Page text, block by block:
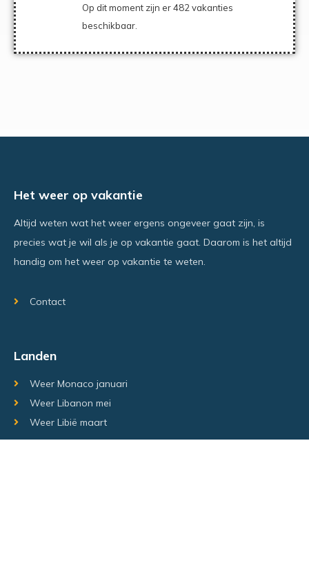
Op dit moment zijn er 482 vakanties
beschikbaar.
Het weer op vakantie
Altijd weten wat het weer ergens ongeveer gaat zijn, is
precies wat je wil als je op vakantie gaat. Daarom is het altijd
handig om het weer op vakantie te weten.
Contact
Landen
Weer Monaco januari
Weer Libanon mei
Weer Libië maart